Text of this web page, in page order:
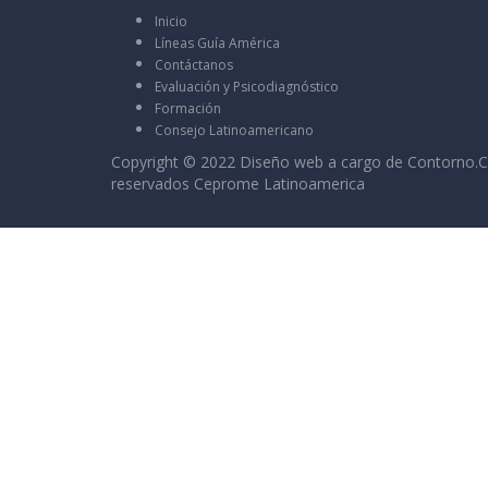
Inicio
Líneas Guía América
Contáctanos
Evaluación y Psicodiagnóstico
Formación
Consejo Latinoamericano
Copyright © 2022 Diseño web a cargo de
reservados Ceprome Latinoamerica